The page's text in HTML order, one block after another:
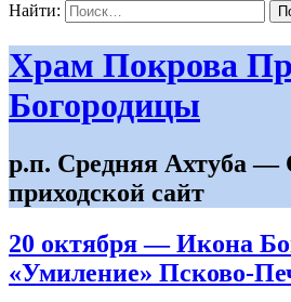
Найти:
Храм Покрова
Богородицы
р.п. Средняя Ахтуба
приходской сайт
20 октября — Икона
«Умиление» Псково-